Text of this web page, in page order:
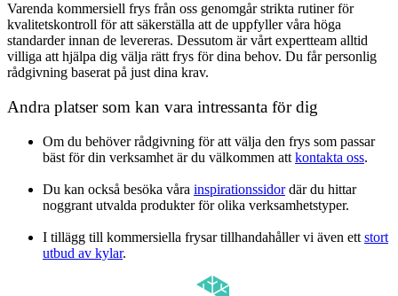
Varenda kommersiell frys från oss genomgår strikta rutiner för
kvalitetskontroll för att säkerställa att de uppfyller våra höga
standarder innan de levereras. Dessutom är vårt expertteam alltid
villiga att hjälpa dig välja rätt frys för dina behov. Du får personlig
rådgivning baserat på just dina krav.
Andra platser som kan vara intressanta för dig
Om du behöver rådgivning för att välja den frys som passar
bäst för din verksamhet är du välkommen att kontakta oss.
Du kan också besöka våra inspirationssidordär du hittar
noggrant utvalda produkter för olika verksamhetstyper.
I tillägg till kommersiella frysar tillhandahåller vi även ett stort
utbud av kylar.